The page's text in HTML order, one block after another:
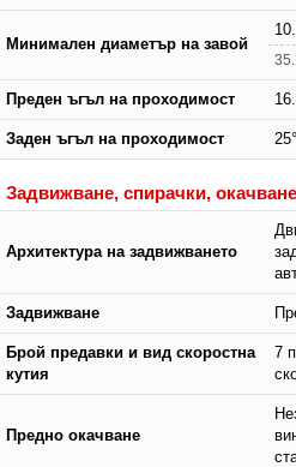
Минимален диаметър на завой
Преден ъгъл на проходимост
Заден ъгъл на проходимост 25°
Задвижване, спирачки, окачване
Архитектура на задвижването
Задвижване
Брой предавки и вид скоростна
кутия
7
Предно окачване